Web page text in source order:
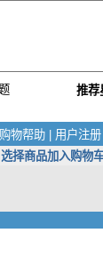
推荐
购物帮助 用户注册
择商品加入购物